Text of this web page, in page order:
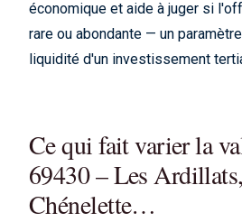
économique et aide à juger si
rare ou abondante — un
liquidité d'un investissement
Ce qui fait varier la
69430 – Les
Chénelette…